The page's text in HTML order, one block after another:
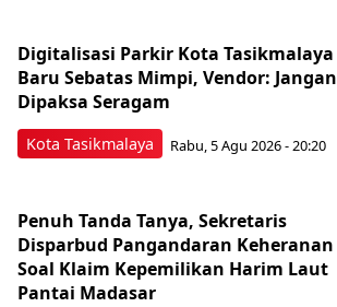
Kota Tasikmalaya
Digitalisasi Parkir Kota Tasikmalaya
Baru Sebatas Mimpi, Vendor: Jangan
Dipaksa Seragam
Rabu, 5 Agu 2026 - 20:20
Penuh Tanda Tanya, Sekretaris
Disparbud Pangandaran Keheranan
Soal Klaim Kepemilikan Harim Laut
Pantai Madasar